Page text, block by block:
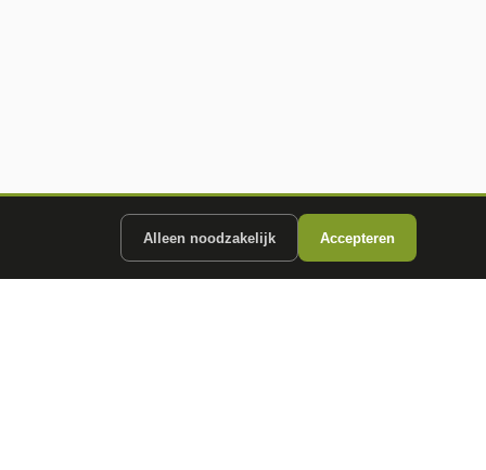
Alleen noodzakelijk Accepteren